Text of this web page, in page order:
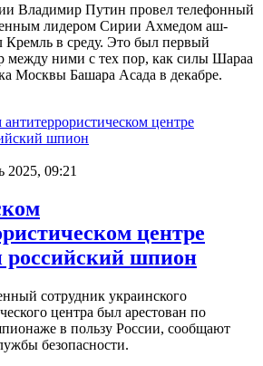
Владимир Путин провел телефонный
лидером Сирии Ахмедом аш-
в среду. Это был первый
между ними с тех пор, как силы Шараа
Москвы Башара Асада в декабре.
2025, 09:21
центре
российский шпион
сотрудник украинского
центра был арестован по
в пользу России, сообщают
безопасности.